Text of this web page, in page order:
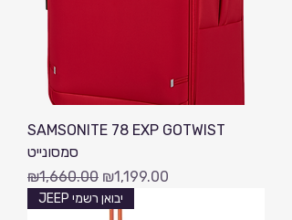
SAMSONITE 78 EXP GOTWIST
סמסונייט
Regular Price
₪1,660.00 Sale Price
₪1,199.00
JEEP יבואן רשמי